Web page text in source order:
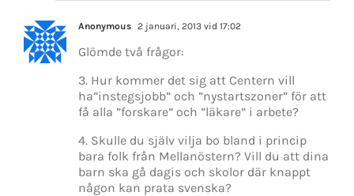
Anonymous 2 januari, 2013 vid 17:02
Glömde två frågor:
3. Hur kommer det sig att Centern vill
ha”instegsjobb” och ”nystartszoner” för att
få alla ”forskare” och ”läkare” i arbete?
4. Skulle du själv vilja bo bland i princip
bara folk från Mellanöstern? Vill du att dina
barn ska gå dagis och skolor där knappt
någon kan prata svenska?